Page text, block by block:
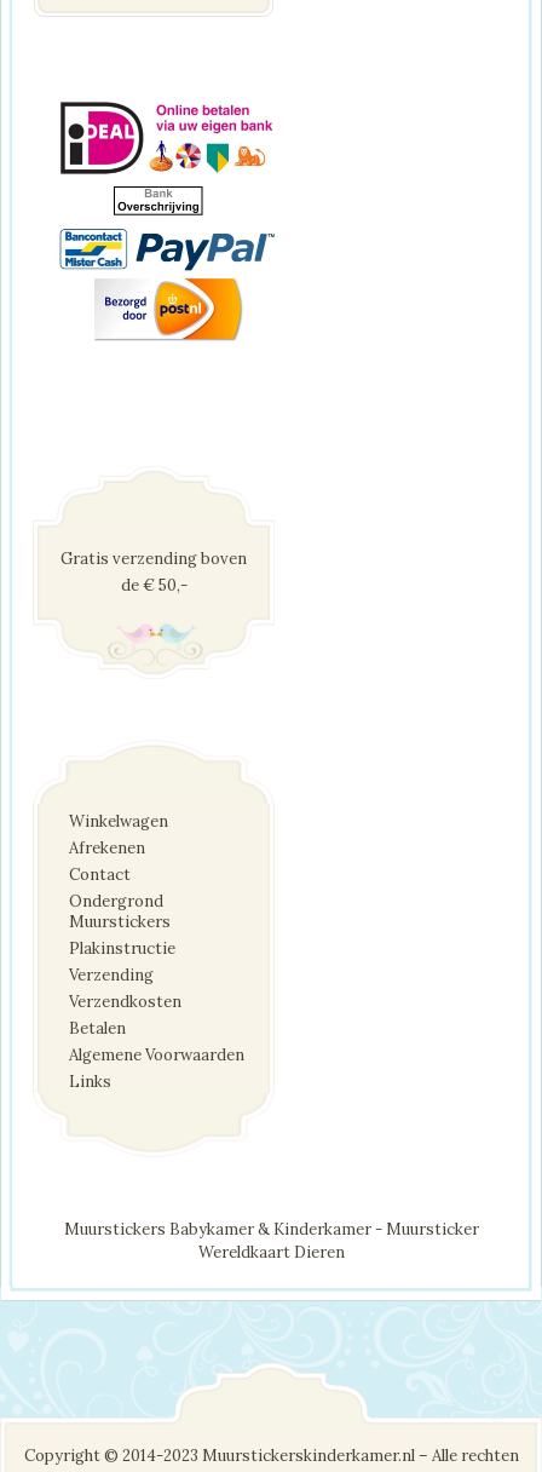
Gratis verzending boven
de € 50,-
Winkelwagen
Afrekenen
Contact
Ondergrond
Muurstickers
Plakinstructie
Verzending
Verzendkosten
Betalen
Algemene Voorwaarden
Links
Muurstickers Babykamer & Kinderkamer - Muursticker
Wereldkaart Dieren
Copyright © 2014-2023 Muurstickerskinderkamer.nl – Alle rechten